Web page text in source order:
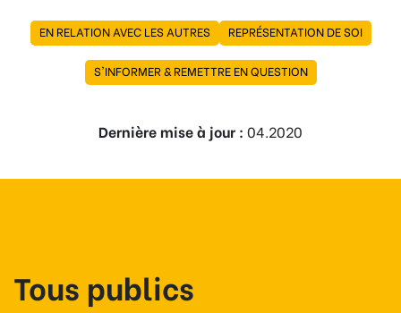
EN RELATION AVEC LES AUTRES REPRÉSENTATION DE SOI
S'INFORMER & REMETTRE EN QUESTION
Dernière mise à jour : 04.2020
Tous publics